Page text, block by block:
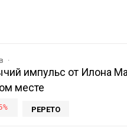
импульс от Илона
месте
PEPETO